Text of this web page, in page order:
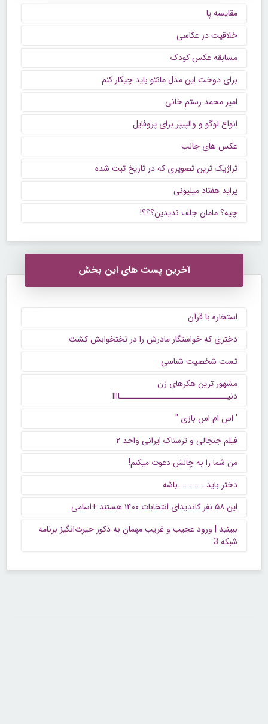
مقایسه پا
خلاقیت در عکاسی
مسابقه عکس کودک
برای دوخت این مدل مانتو باید چیکار کنم
امیر محمد رستم خانی
انواع لوگو و والپیپر برای پروفایل
عکس های جالب
تراژیک ترین تصویری که در تاریخ ثبت شده
پراید هفتاد میلیونی
چیه؟ مامان جلف ندیدین؟؟؟!
آخرین پست های این بخش
استخاره با قرآن
دختری که خواستگار مادرش را در تختخوابش کشت
تست شخصیت شناسی
مشهور ترین هکرهای زن
دنیــــــــــــــــــــــــــــــاااا
' اس ام اس بازی "
فیلم جنجالی و ترسناک ایرانی واحد ۲
من شما را به چالش دعوت میکنم!
دختر باید............باشه
این ۵۸ نفر کاندیدای انتخابات ۱۴۰۰ هستند +اسامی
ببینید | ورود عجیب و غریب مهمان به دکور حیرت‌انگیز برنامه
شبکه 3